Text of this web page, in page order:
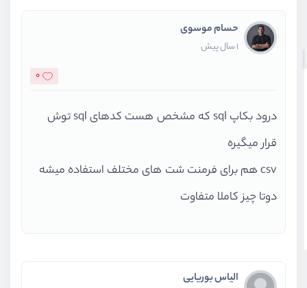
حسام موسوی
1 سال پیش
0
درود بکاپ sql که مشخص هست کدهای sql توش
قرار میگیره
csv هم برای فرمنت شت های مختلف استفاده میشه
دوتا چیز کاملا متفاوت
الیاس بوریایی